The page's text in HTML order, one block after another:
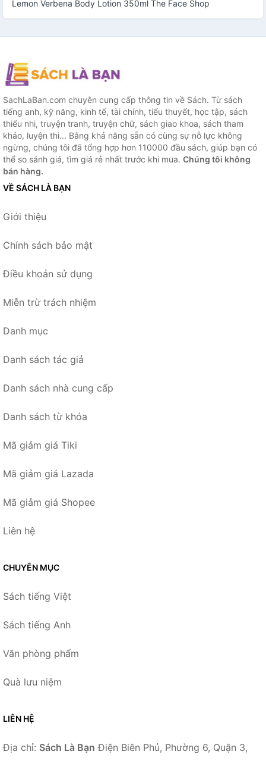
Lemon Verbena Body Lotion 350ml The Face Shop
SachLaBan.com chuyên cung cấp thông tin về Sách. Từ sách
tiếng anh, kỹ năng, kinh tế, tài chính, tiểu thuyết, học tập, sách
thiếu nhi, truyện tranh, truyện chữ, sách giao khoa, sách tham
khảo, luyện thi... Bằng khả năng sẵn có cùng sự nỗ lực không
ngừng, chúng tôi đã tổng hợp hơn 110000 đầu sách, giúp bạn có
thể so sánh giá, tìm giá rẻ nhất trước khi mua. Chúng tôi không
bán hàng.
VỀ SÁCH LÀ BẠN
Giới thiệu
Chính sách bảo mật
Điều khoản sử dụng
Miễn trừ trách nhiệm
Danh mục
Danh sách tác giả
Danh sách nhà cung cấp
Danh sách từ khóa
Mã giảm giá Tiki
Mã giảm giá Lazada
Mã giảm giá Shopee
Liên hệ
CHUYÊN MỤC
Sách tiếng Việt
Sách tiếng Anh
Văn phòng phẩm
Quà lưu niệm
LIÊN HỆ
Địa chỉ: Sách Là Bạn Điện Biên Phủ, Phường 6, Quận 3,